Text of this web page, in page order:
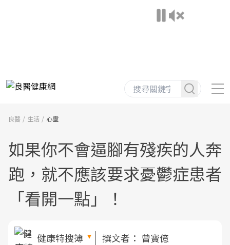
良醫 生活 心靈
如果你不會逼腳有殘疾的人奔
跑，就不應該要求憂鬱症患者
「看開一點」！
健康特搜簿 撰文者： 曾寶億